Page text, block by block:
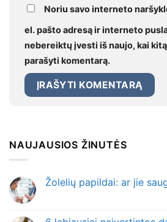
Noriu savo interneto
el. pašto adresą ir interneto
nebereiktų įvesti iš naujo, kai
parašyti komentarą.
NAUJAUSIOS ŽINUTĖS
Žolelių papildai: ar jie